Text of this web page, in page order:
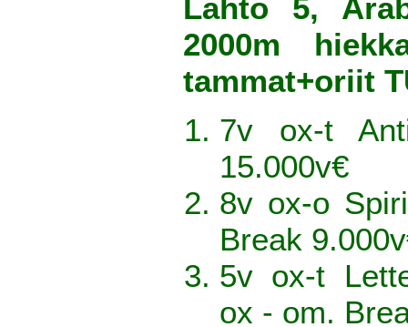
Lähtö 5,
2000m
tammat+oriit
7v ox-t
15.000v€
8v ox-o
Break
5v ox-t
ox - om.